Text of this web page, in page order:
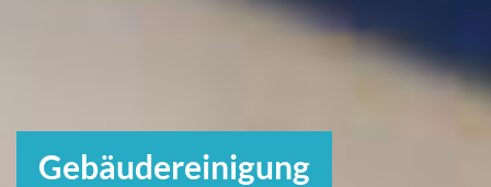
Gebäudereinigung